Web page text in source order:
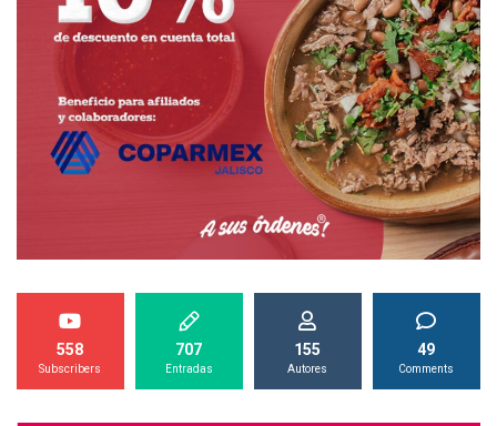
558
Subscribers
707
Entradas
155
Autores
49
Comments